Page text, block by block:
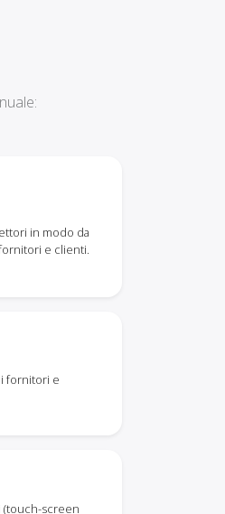
in modo da
e clienti.
fornitori e
(touch-screen